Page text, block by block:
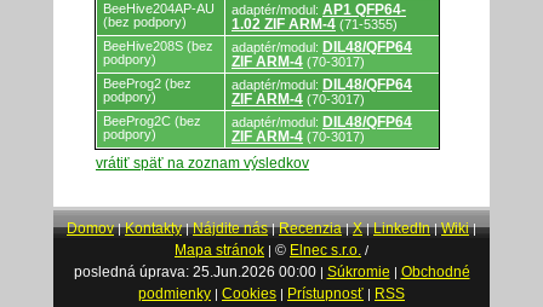
BeeHive204AP-AU
(bez podpory)
adaptér/modul: AP1 QFP64-
1.02 ZIF ARM-4 (71-5355)
BeeHive208S (bez
podpory)
adaptér/modul: DIL48/QFP64
ZIF ARM-4 (70-3017)
BeeProg2 (bez
podpory)
adaptér/modul: DIL48/QFP64
ZIF ARM-4 (70-3017)
BeeProg2C (bez
podpory)
adaptér/modul: DIL48/QFP64
ZIF ARM-4 (70-3017)
vrátiť späť na zoznam výsledkov
Domov|Kontakty|Nájdite nás|Recenzia|X|LinkedIn|Wiki|
Mapa stránok | © Elnec s.r.o. /
posledná úprava: 25.Jun.2026 00:00| Súkromie | Obchodné
podmienky | Cookies | Prístupnosť | RSS